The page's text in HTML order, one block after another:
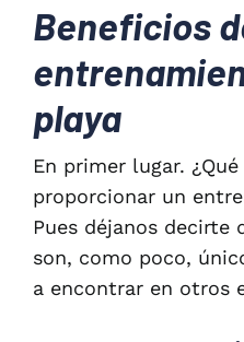
Beneficios
playa
En primer lugar.
proporcionar un
Pues déjanos decirte
son, como poco,
a encontrar en otros